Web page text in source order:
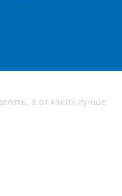
а от каких лучше